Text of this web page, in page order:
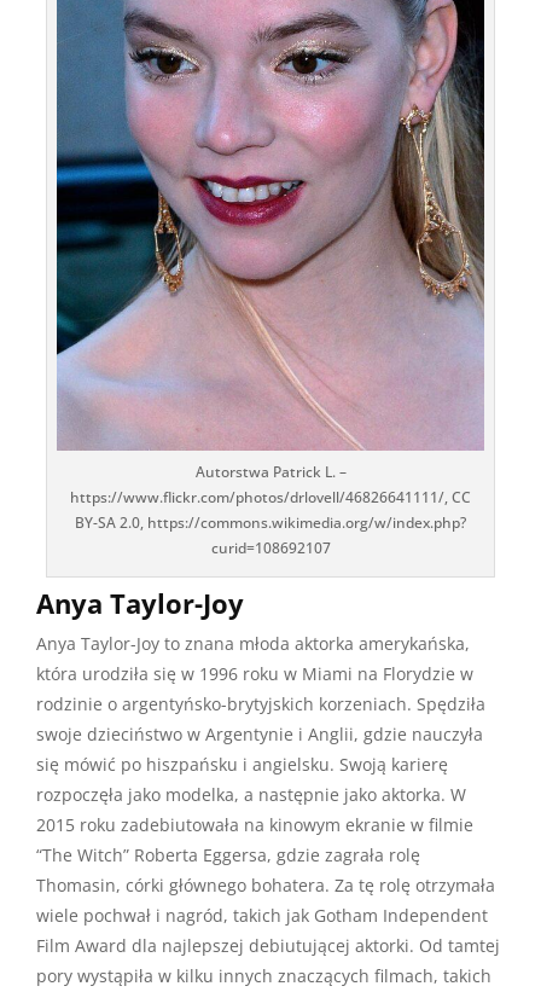
Autorstwa Patrick L. –
https://www.flickr.com/photos/drlovell/46826641111/, CC
BY-SA 2.0, https://commons.wikimedia.org/w/index.php?
curid=108692107
Anya Taylor-Joy
Anya Taylor-Joy to znana młoda aktorka amerykańska,
która urodziła się w 1996 roku w Miami na Florydzie w
rodzinie o argentyńsko-brytyjskich korzeniach. Spędziła
swoje dzieciństwo w Argentynie i Anglii, gdzie nauczyła
się mówić po hiszpańsku i angielsku. Swoją karierę
rozpoczęła jako modelka, a następnie jako aktorka. W
2015 roku zadebiutowała na kinowym ekranie w filmie
“The Witch” Roberta Eggersa, gdzie zagrała rolę
Thomasin, córki głównego bohatera. Za tę rolę otrzymała
wiele pochwał i nagród, takich jak Gotham Independent
Film Award dla najlepszej debiutującej aktorki. Od tamtej
pory wystąpiła w kilku innych znaczących filmach, takich